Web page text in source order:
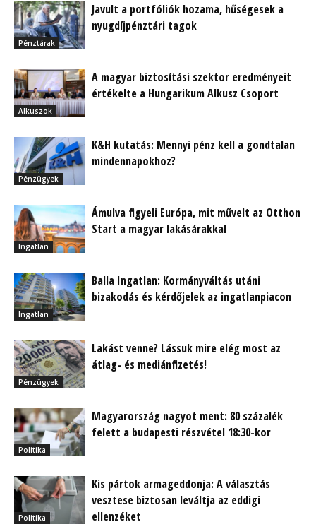
Pénztárak
Javult a portfóliók hozama, hűségesek a
nyugdíjpénztári tagok
Alkuszok
A magyar biztosítási szektor eredményeit
értékelte a Hungarikum Alkusz Csoport
Pénzügyek
K&H kutatás: Mennyi pénz kell a gondtalan
mindennapokhoz?
Ingatlan
Ámulva figyeli Európa, mit művelt az Otthon
Start a magyar lakásárakkal
Ingatlan
Balla Ingatlan: Kormányváltás utáni
bizakodás és kérdőjelek az ingatlanpiacon
Pénzügyek
Lakást venne? Lássuk mire elég most az
átlag- és mediánfizetés!
Politika
Magyarország nagyot ment: 80 százalék
felett a budapesti részvétel 18:30-kor
Politika
Kis pártok armageddonja: A választás
vesztese biztosan leváltja az eddigi
ellenzéket